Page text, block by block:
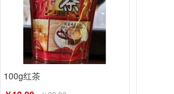
100g红茶